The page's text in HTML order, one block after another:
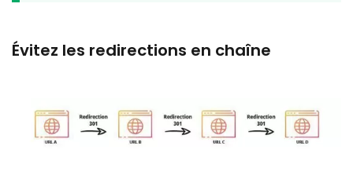
Évitez les redirections en chaîne